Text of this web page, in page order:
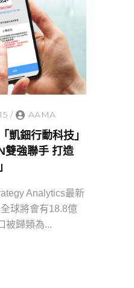
/ AAMA
凱鈿行動科技」
雙強聯手 打造
Analytics最新
球將會有18.8億
被歸類為...